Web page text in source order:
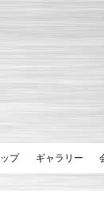
プ ギャラリー